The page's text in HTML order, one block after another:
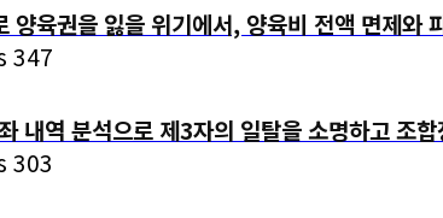
육권을 잃을 위기에서, 양육비 전액 면제와
347
내역 분석으로 제3자의 일탈을 소명하고 조
303